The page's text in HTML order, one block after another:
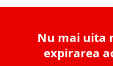
Nu mai uita
expirarea